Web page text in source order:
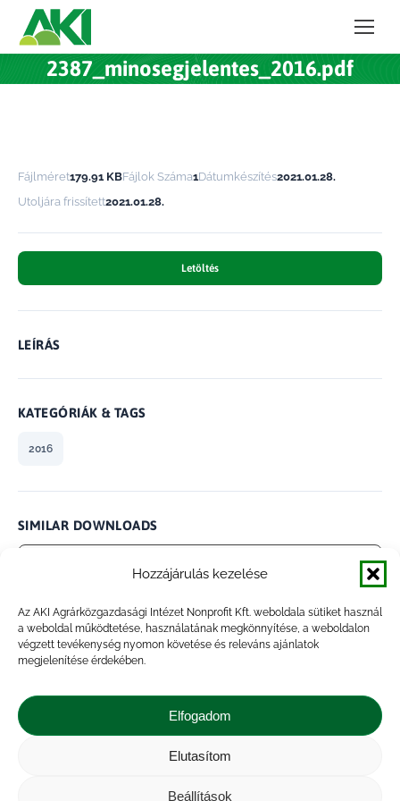
Hozzájárulás kezelése
Az AKI Agrárközgazdasági Intézet Nonprofit Kft. weboldala sütiket használ
a weboldal működtetése, használatának megkönnyítése, a weboldalon
végzett tevékenység nyomon követése és releváns ajánlatok
megjelenítése érdekében.
Elfogadom
Elutasítom
Beállítások
2387_minosegjelentes_2016.pdf
Fájlméret179.91 KBFájlok Száma1Dátumkészítés2021.01.28.
Utoljára frissített2021.01.28.
Letöltés
LEÍRÁS
KATEGÓRIÁK & TAGS
2016
SIMILAR DOWNLOADS
No related download found!
Megosztás